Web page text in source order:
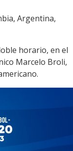
Argentina,
horario, en el
Marcelo Broli,